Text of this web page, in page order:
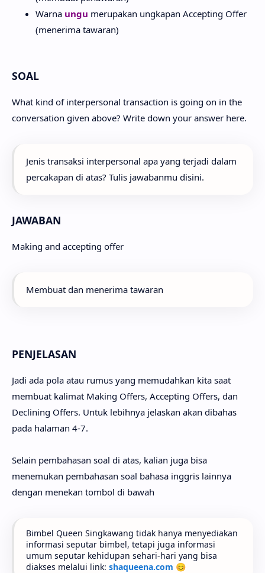
Warna ungu merupakan ungkapan Accepting Offer
(menerima tawaran)
SOAL
What kind of interpersonal transaction is going on in the
conversation given above? Write down your answer here.
Jenis transaksi interpersonal apa yang terjadi dalam
percakapan di atas? Tulis jawabanmu disini.
JAWABAN
Making and accepting offer
Membuat dan menerima tawaran
PENJELASAN
Jadi ada pola atau rumus yang memudahkan kita saat
membuat kalimat Making Offers, Accepting Offers, dan
Declining Offers. Untuk lebihnya jelaskan akan dibahas
pada halaman 4-7.
Selain pembahasan soal di atas, kalian juga bisa
menemukan pembahasan soal bahasa inggris lainnya
dengan menekan tombol di bawah
Bimbel Queen Singkawang tidak hanya menyediakan
informasi seputar bimbel, tetapi juga informasi
umum seputar kehidupan sehari-hari yang bisa
diakses melalui link: shaqueena.com 😊